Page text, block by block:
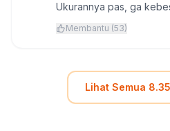
Ukurannya pas, ga
Membantu (53)
Lihat Semua